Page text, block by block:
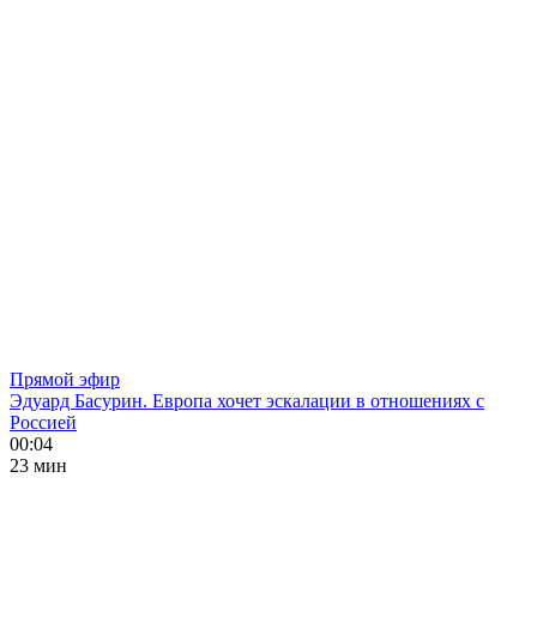
Прямой эфир
Эдуард Басурин. Европа хочет эскалации в отношениях с
Россией
00:04
23 мин